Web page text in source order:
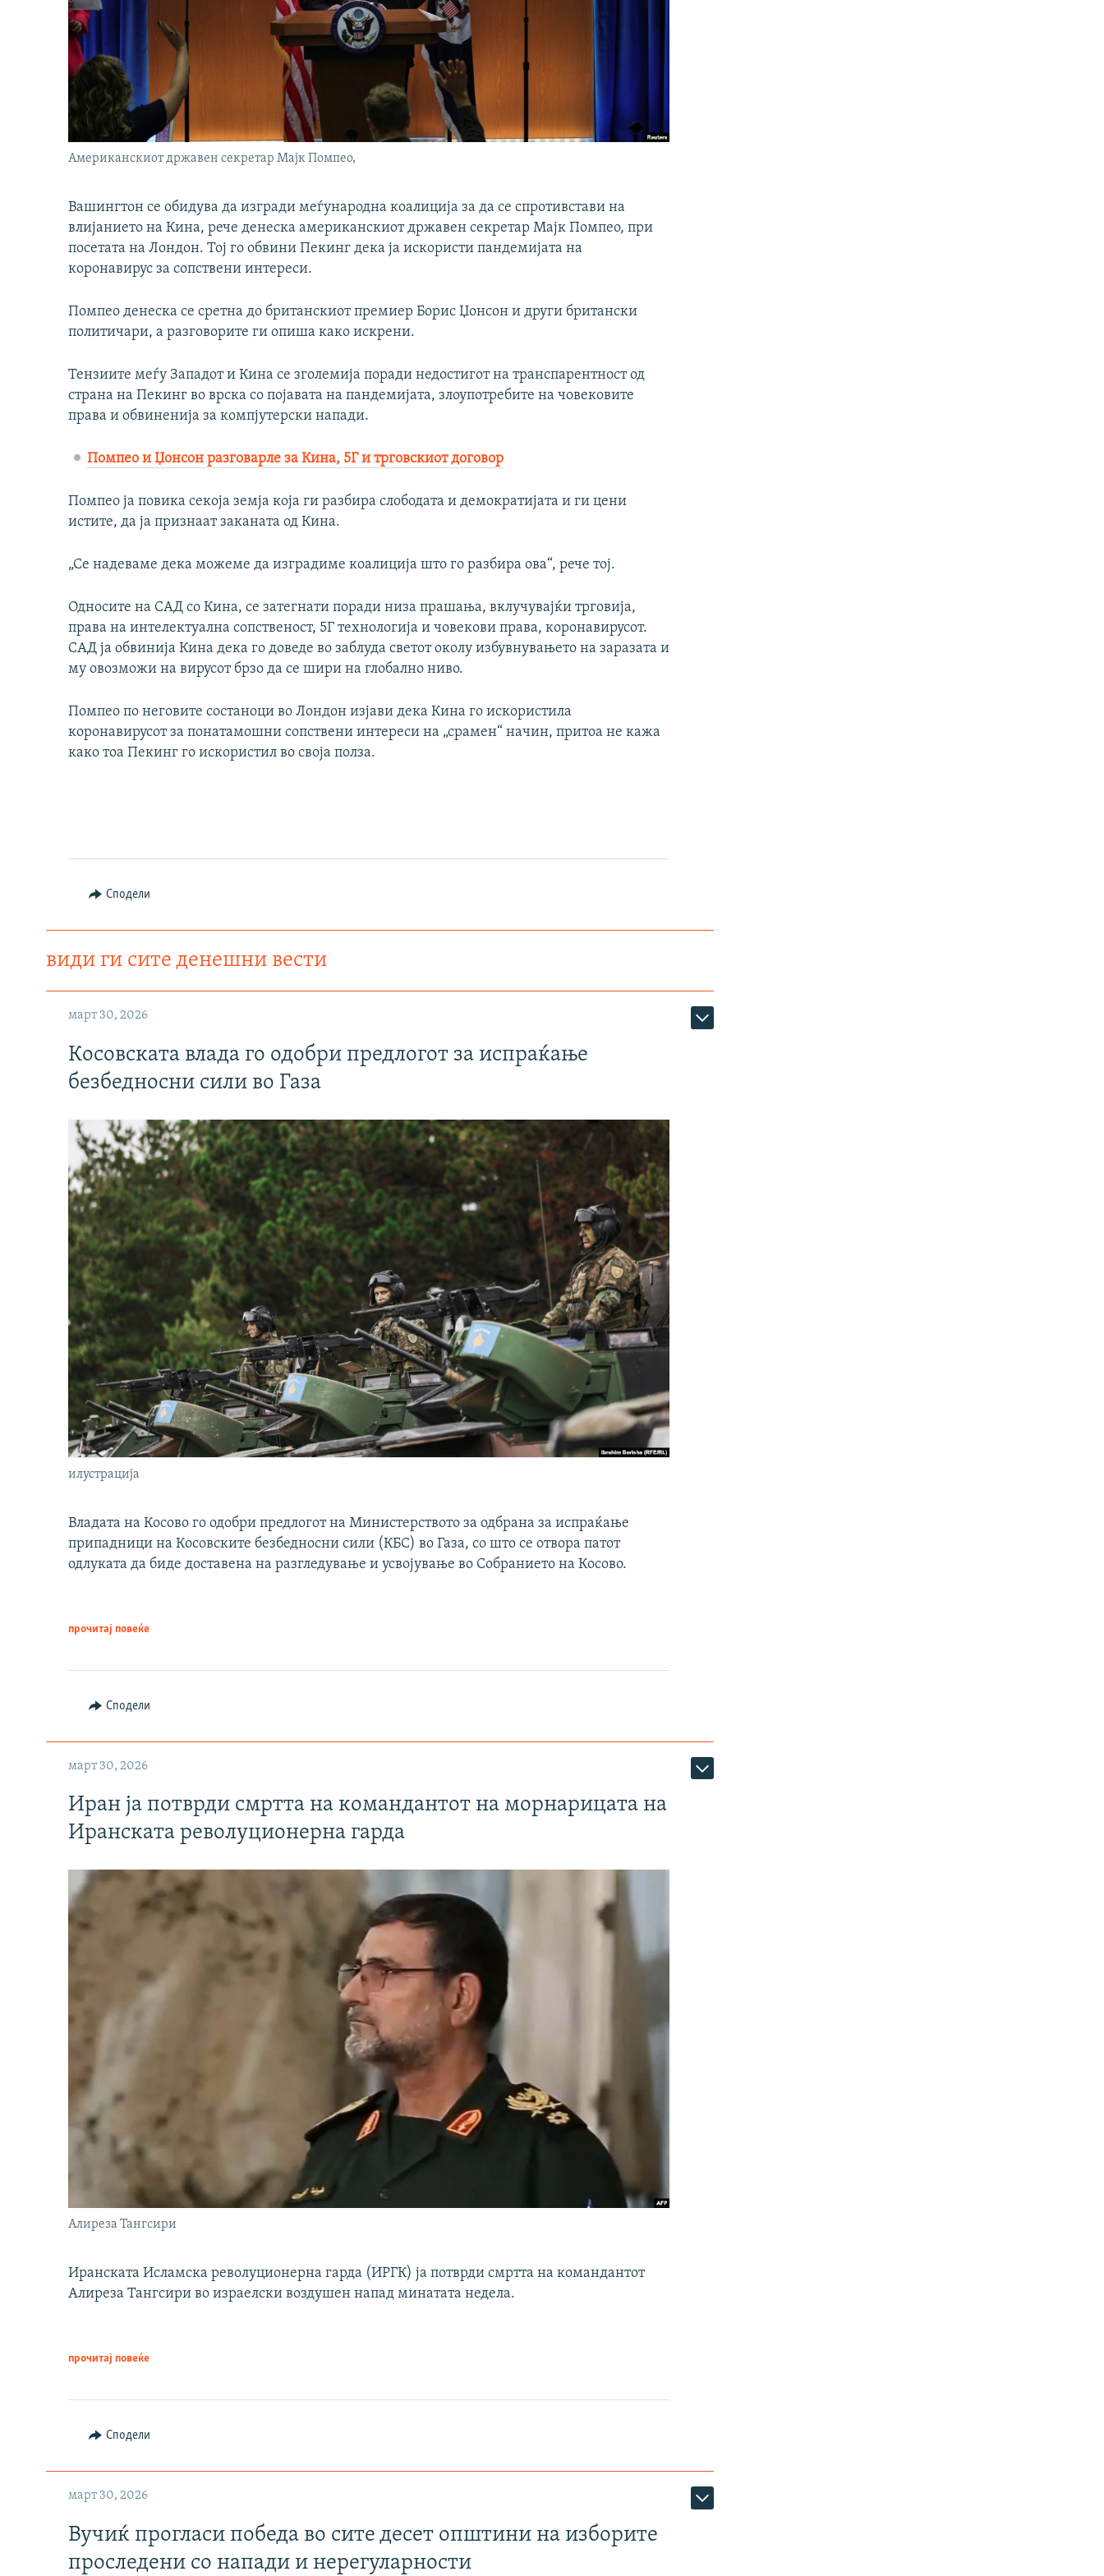
Aмериканскиот државен секретар Мајк Помпео,
Вашингтон се обидува да изгради меѓународна коалиција за да се спротивстави на
влијанието на Кина, рече денеска американскиот државен секретар Мајк Помпео, при
посетата на Лондон. Тој го обвини Пекинг дека ја искористи пандемијата на
коронавирус за сопствени интереси.
Помпео денеска се сретна до британскиот премиер Борис Џонсон и други британски
политичари, а разговорите ги опиша како искрени.
Тензиите меѓу Западот и Кина се зголемија поради недостигот на транспарентност од
страна на Пекинг во врска со појавата на пандемијата, злоупотребите на човековите
права и обвиненија за компјутерски напади.
Помпео и Џонсон разговарле за Кина, 5Г и трговскиот договор
Помпео ја повика секоја земја која ги разбира слободата и демократијата и ги цени
истите, да ја признаат заканата од Кина.
„Се надеваме дека можеме да изградиме коалиција што го разбира ова“, рече тој.
Односите на САД со Кина, се затегнати поради низа прашања, вклучувајќи трговија,
права на интелектуална сопственост, 5Г технологија и човекови права, коронавирусот.
САД ја обвинија Кина дека го доведе во заблуда светот околу избувнувањето на заразата и
му овозможи на вирусот брзо да се шири на глобално ниво.
Помпео по неговите состаноци во Лондон изјави дека Кина го искористила
коронавирусот за понатамошни сопствени интереси на „срамен“ начин, притоа не кажа
како тоа Пекинг го искористил во своја полза.
Сподели
види ги сите денешни вести
март 30, 2026
Косовската влада го одобри предлогот за испраќање
безбедносни сили во Газа
илустрација
Владата на Косово го одобри предлогот на Министерството за одбрана за испраќање
припадници на Косовските безбедносни сили (КБС) во Газа, со што се отвора патот
одлуката да биде доставена на разгледување и усвојување во Собранието на Косово.
прочитај повеќе
Сподели
март 30, 2026
Иран ја потврди смртта на командантот на морнарицата на
Иранската револуционерна гарда
Алиреза Тангсири
Иранската Исламска револуционерна гарда (ИРГК) ја потврди смртта на командантот
Алиреза Тангсири во израелски воздушен напад минатата недела.
прочитај повеќе
Сподели
март 30, 2026
Вучиќ прогласи победа во сите десет општини на изборите
проследени со напади и нерегуларности